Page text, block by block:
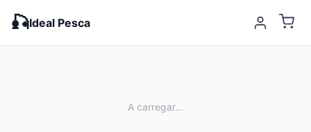
🎣Ideal Pesca
A carregar...